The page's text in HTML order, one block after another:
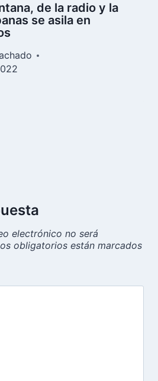
de la radio y la
se asila en
electrónico no será
obligatorios están marcados